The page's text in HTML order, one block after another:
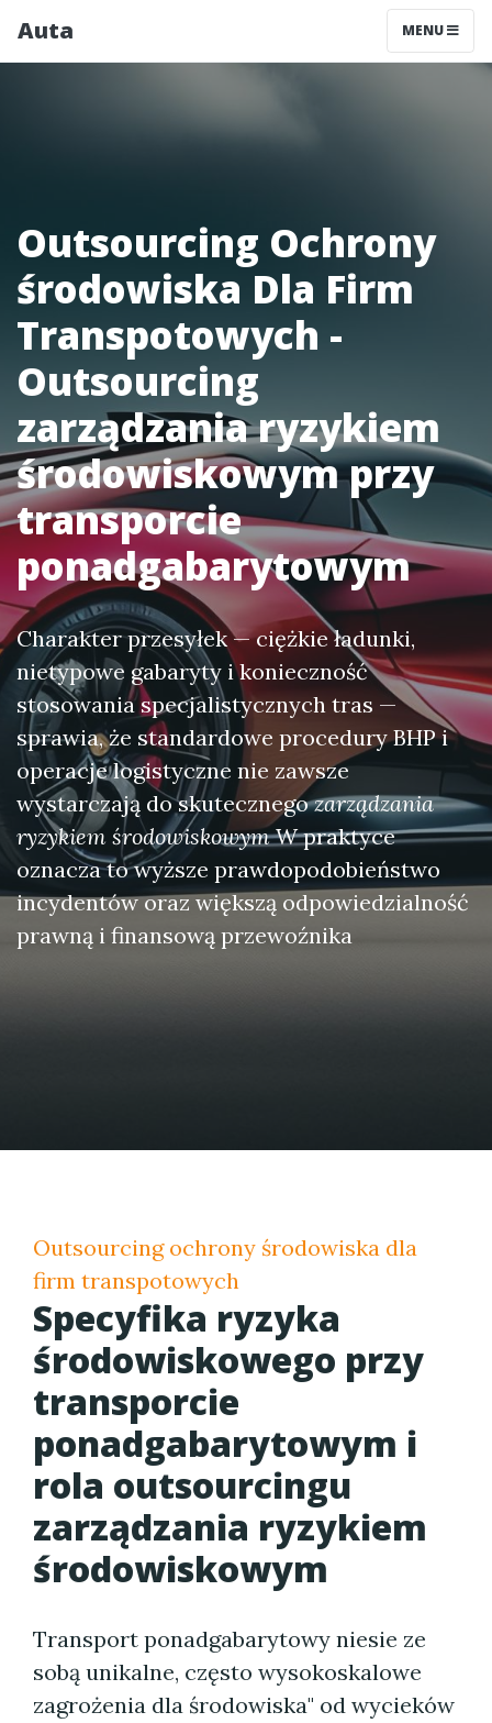
Auta MENU
Outsourcing Ochrony
środowiska Dla Firm
Transpotowych -
Outsourcing
zarządzania ryzykiem
środowiskowym przy
transporcie
ponadgabarytowym
Charakter przesyłek — ciężkie ładunki,
nietypowe gabaryty i konieczność
stosowania specjalistycznych tras —
sprawia, że standardowe procedury BHP i
operacje logistyczne nie zawsze
wystarczają do skutecznegozarządzania
ryzykiem środowiskowymW praktyce
oznacza to wyższe prawdopodobieństwo
incydentów oraz większą odpowiedzialność
prawną i finansową przewoźnika
Outsourcing ochrony środowiska dla
firm transpotowych
Specyfika ryzyka
środowiskowego przy
transporcie
ponadgabarytowym i
rola outsourcingu
zarządzania ryzykiem
środowiskowym
Transport ponadgabarytowy niesie ze
sobą unikalne, często wysokoskalowe
zagrożenia dla środowiska" od wycieków